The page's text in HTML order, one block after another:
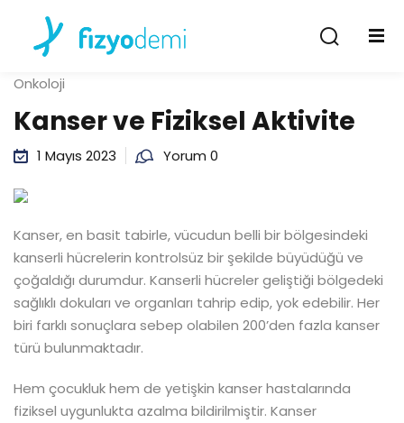
Onkoloji
Kanser ve Fiziksel Aktivite
1 Mayıs 2023 Yorum 0
Kanser, en basit tabirle, vücudun belli bir bölgesindeki
kanserli hücrelerin kontrolsüz bir şekilde büyüdüğü ve
çoğaldığı durumdur. Kanserli hücreler geliştiği bölgedeki
sağlıklı dokuları ve organları tahrip edip, yok edebilir. Her
biri farklı sonuçlara sebep olabilen 200’den fazla kanser
türü bulunmaktadır.
Hem çocukluk hem de yetişkin kanser hastalarında
fiziksel uygunlukta azalma bildirilmiştir. Kanser
Giriş Yap
Hesabın yok mu?Kayıt Ol
Beni hatırla Şifremi unuttum